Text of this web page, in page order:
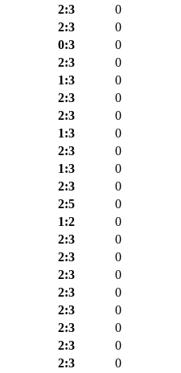
2:3
0
2:3
0
0:3
0
2:3
0
1:3
0
2:3
0
2:3
0
1:3
0
2:3
0
1:3
0
2:3
0
2:5
0
1:2
0
2:3
0
2:3
0
2:3
0
2:3
0
2:3
0
2:3
0
2:3
0
2:3
0